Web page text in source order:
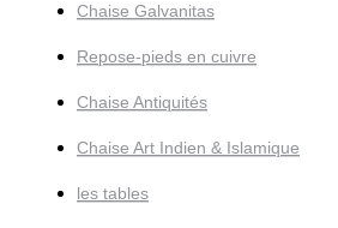
Chaise Galvanitas
Repose-pieds en cuivre
Chaise Antiquités
Chaise Art Indien & Islamique
les tables